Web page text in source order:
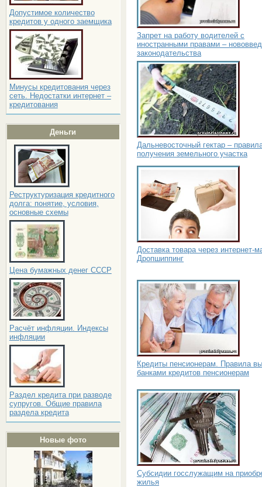
Допустимое количество
кредитов у одного заемщика
Минусы кредитования через
сеть. Недостатки интернет –
кредитования
Деньги
Реструктуризация кредитного
долга: понятие, условия,
основные схемы
Цена бумажных денег СССР
Расчёт инфляции. Индексы
инфляции
Раздел кредита при разводе
супругов. Общие правила
раздела кредита
Новые фото
Запрет на работу водителей с
иностранными правами –
законодательства
Дальневосточный гектар –
получения земельного участка
Доставка товара через интернет-
Дропшиппинг
Кредиты пенсионерам. Правила
банками кредитов пенсионерам
Субсидии госслужащим на
жилья